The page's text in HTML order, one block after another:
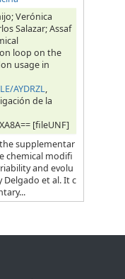
Verónica
Salazar; Assaf
loop on the
usage in
AYDRZL,
de la
[fileUNF]
supplementar
chemical modifi
and evolu
et al. It c